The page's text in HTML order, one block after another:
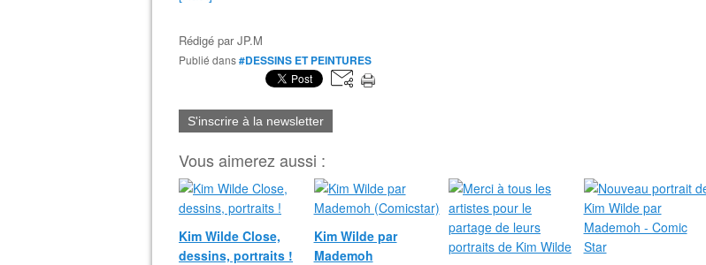
Rédigé parJP.M
Publié dans#DESSINS ET PEINTURES
S'inscrire à la newsletter
Vous aimerez aussi :
Kim Wilde Close,
dessins, portraits !
Kim Wilde par
Mademoh